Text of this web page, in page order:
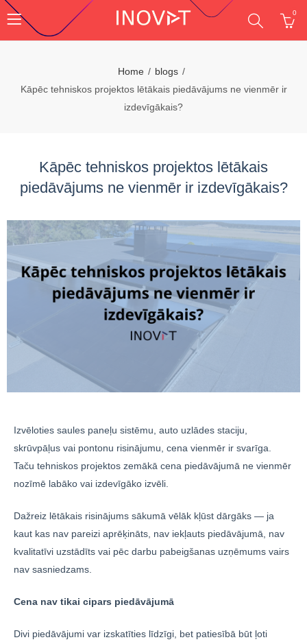
0
Home
blogs
Kāpēc tehniskos projektos lētākais piedāvājums ne vienmēr ir
izdevīgākais?
Kāpēc tehniskos projektos lētākais
piedāvājums ne vienmēr ir izdevīgākais?
Izvēloties saules paneļu sistēmu, auto uzlādes staciju,
skrūvpāļus vai pontonu risinājumu, cena vienmēr ir svarīga.
Taču tehniskos projektos zemākā cena piedāvājumā ne vienmēr
nozīmē labāko vai izdevīgāko izvēli.
Dažreiz lētākais risinājums sākumā vēlāk kļūst dārgāks — ja
kaut kas nav pareizi aprēķināts, nav iekļauts piedāvājumā, nav
kvalitatīvi uzstādīts vai pēc darbu pabeigšanas uzņēmums vairs
nav sasniedzams.
Cena nav tikai cipars piedāvājumā
Divi piedāvājumi var izskatīties līdzīgi, bet patiesībā būt ļoti